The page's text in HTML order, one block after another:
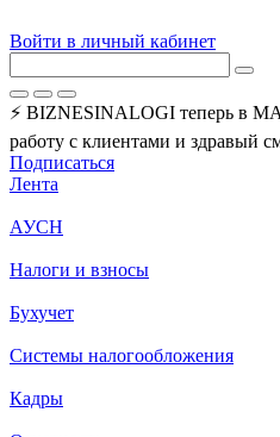
Войти в личный кабинет
⚡ BIZNESINALOGI теперь в
работу с клиентами и здравый
Подписаться
Лента
АУСН
Налоги и взносы
Бухучет
Системы налогообложения
Кадры